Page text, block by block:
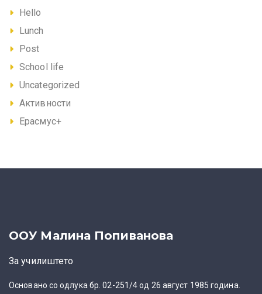
Hello
Lunch
Post
School life
Uncategorized
Активности
Ерасмус+
ООУ Малина Попиванова
За училиштето
Основано со одлука бр. 02-251/4 од 26 август 1985 година.